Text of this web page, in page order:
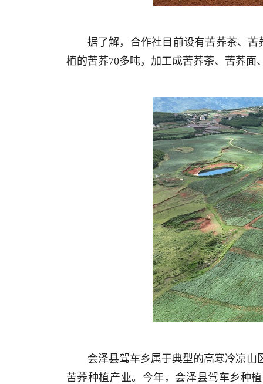
据了解，合作社目前设有苦荞茶、
植的苦荞70多吨，加工成苦荞茶、苦荞
会泽县驾车乡属于典型的高寒冷凉
苦荞种植产业。今年，会泽县驾车乡种